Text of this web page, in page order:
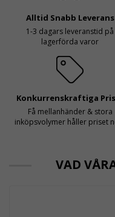
Alltid Snabb Leverans
1-3 dagars leveranstid på
lagerförda varor
Konkurrenskraftiga
Få mellanhänder & stora
inköpsvolymer håller priset
VAD